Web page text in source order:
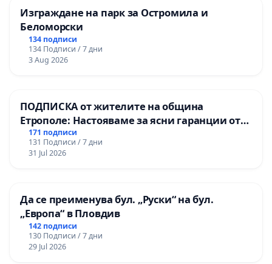
Изграждане на парк за Остромила и
Беломорски
134 подписи
134 Подписи / 7 дни
3 Aug 2026
ПОДПИСКА от жителите на община
Етрополе: Настояваме за ясни гаранции от
“Елаците-МЕД” АД и от държавата, че ще се
изпълнят всички екологични норми!
171 подписи
131 Подписи / 7 дни
31 Jul 2026
Да се преименува бул. „Руски“ на бул.
„Европа“ в Пловдив
142 подписи
130 Подписи / 7 дни
29 Jul 2026